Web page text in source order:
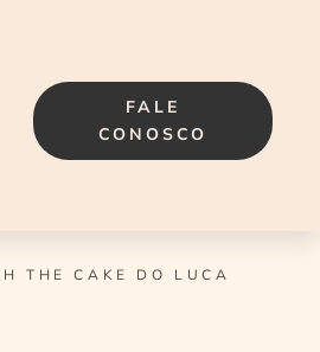
FALE
CONOSCO
THE CAKE DO LUCA